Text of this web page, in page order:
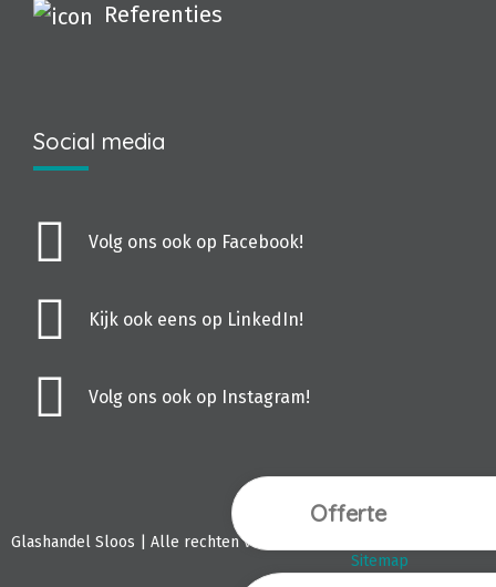
Referenties
Social media
Volg ons ook op Facebook!
Kijk ook eens op LinkedIn!
Volg ons ook op Instagram!
Offerte
Glashandel Sloos | Alle rechten voorbehouden.
Webdesign Vanoo
Sitemap